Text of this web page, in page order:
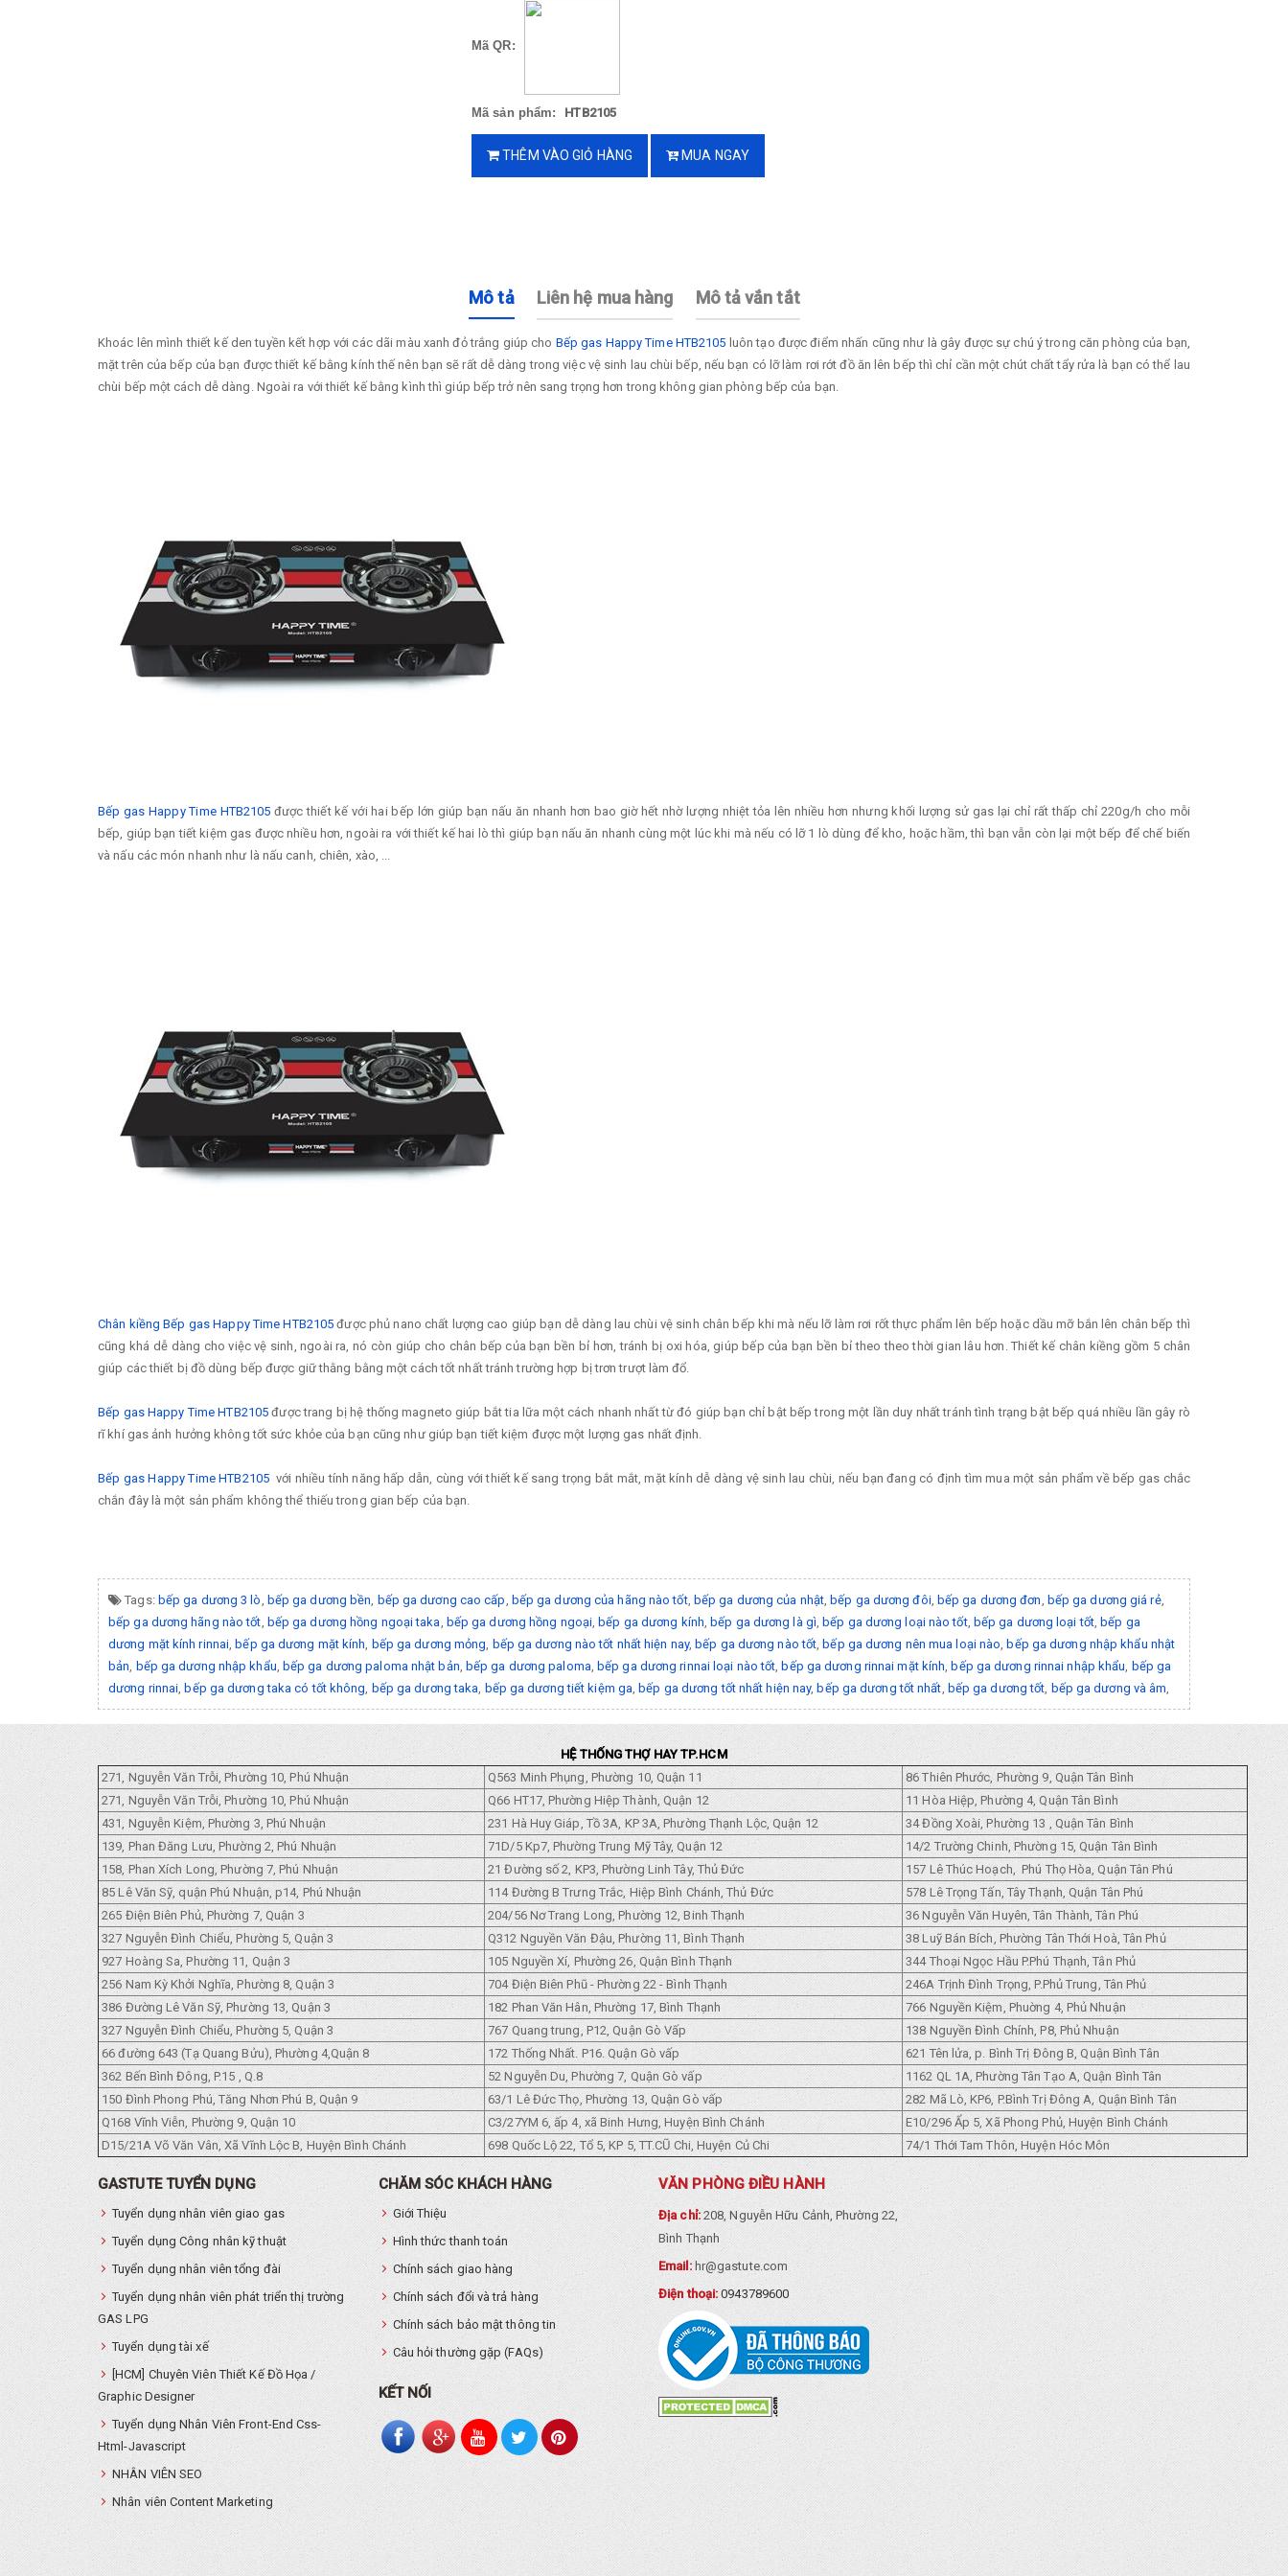
Mã QR:
Mã sản phẩm: HTB2105
THÊM VÀO GIỎ HÀNG MUA NGAY
Mô tả Liên hệ mua hàng Mô tả vắn tắt
Khoác lên mình thiết kế den tuyền kết hợp với các dãi màu xanh đỏ trắng giúp cho Bếp gas Happy Time HTB2105 luôn tạo được điểm nhấn cũng như là gây được sự chú ý trong căn phòng của bạn,
mặt trên của bếp của bạn được thiết kế bằng kính thế nên bạn sẽ rất dễ dàng trong việc vệ sinh lau chùi bếp, nếu bạn có lỡ làm rơi rớt đồ ăn lên bếp thì chỉ cần một chút chất tẩy rửa là bạn có thể lau
chùi bếp một cách dễ dàng. Ngoài ra với thiết kế bằng kình thì giúp bếp trở nên sang trọng hơn trong không gian phòng bếp của bạn.
Bếp gas Happy Time HTB2105 được thiết kế với hai bếp lớn giúp bạn nấu ăn nhanh hơn bao giờ hết nhờ lượng nhiệt tỏa lên nhiều hơn nhưng khối lượng sử gas lại chỉ rất thấp chỉ 220g/h cho mỗi
bếp, giúp bạn tiết kiệm gas được nhiều hơn, ngoài ra với thiết kế hai lò thì giúp bạn nấu ăn nhanh cùng một lúc khi mà nếu có lỡ 1 lò dùng để kho, hoặc hầm, thì bạn vẫn còn lại một bếp để chế biến
và nấu các món nhanh như là nấu canh, chiên, xào, ...
Chân kiềng Bếp gas Happy Time HTB2105 được phủ nano chất lượng cao giúp bạn dễ dàng lau chùi vệ sinh chân bếp khi mà nếu lỡ làm rơi rốt thực phẩm lên bếp hoặc dầu mỡ bắn lên chân bếp thì
cũng khá dễ dàng cho việc vệ sinh, ngoài ra, nó còn giúp cho chân bếp của bạn bền bỉ hơn, tránh bị oxi hóa, giúp bếp của bạn bền bỉ theo theo thời gian lâu hơn. Thiết kế chân kiềng gồm 5 chân
giúp các thiết bị đồ dùng bếp được giữ thằng bằng một cách tốt nhất tránh trường hợp bị trơn trượt làm đổ.
Bếp gas Happy Time HTB2105 được trang bị hệ thống magneto giúp bắt tia lữa một cách nhanh nhất từ đó giúp bạn chỉ bật bếp trong một lần duy nhất tránh tình trạng bật bếp quá nhiều lần gây rò
rĩ khí gas ảnh hưởng không tốt sức khỏe của bạn cũng như giúp bạn tiết kiệm được một lượng gas nhất định.
Bếp gas Happy Time HTB2105 với nhiều tính năng hấp dẫn, cùng với thiết kế sang trọng bắt mắt, mặt kính dễ dàng vệ sinh lau chùi, nếu bạn đang có định tìm mua một sản phẩm về bếp gas chắc
chắn đây là một sản phẩm không thể thiếu trong gian bếp của bạn.
Tags: bếp ga dương 3 lò bếp ga dương bền bếp ga dương cao cấp bếp ga dương của hãng nào tốt, bếp ga dương của nhật,bếp ga dương đôi, bếp ga dương đơn bếp ga dương giá rẻ,
bếp ga dương hãng nào tốt bếp ga dương hồng ngoại taka bếp ga dương hồng ngoại ,bếp ga dương kính ,bếp ga dương là gì ,bếp ga dương loại nào tốt, bếp ga dương loại tốt,bếp ga
dương mặt kính rinnai ,bếp ga dương mặt kính bếp ga dương mỏng bếp ga dương nào tốt nhất hiện nay,bếp ga dương nào tốt ,bếp ga dương nên mua loại nào ,bếp ga dương nhập khẩu nhật
bản bếp ga dương nhập khẩu bếp ga dương paloma nhật bản bếp ga dương paloma ,bếp ga dương rinnai loại nào tốt ,bếp ga dương rinnai mặt kính ,bếp ga dương rinnai nhập khẩu bếp ga
dương rinnai ,bếp ga dương taka có tốt không bếp ga dương taka bếp ga dương tiết kiệm ga ,bếp ga dương tốt nhất hiện nay,bếp ga dương tốt nhất bếp ga dương tốt bếp ga dương và âm
HỆ THỐNG THỢ HAY TP.HCM
271, Nguyễn Văn Trỗi, Phường 10, Phú Nhuận
Q563 Minh Phụng, Phường 10, Quận 11
86 Thiên Phước, Phường 9, Quận Tân Bình
271, Nguyễn Văn Trỗi, Phường 10, Phú Nhuận
Q66 HT17, Phường Hiệp Thành, Quận 12
11 Hòa Hiệp, Phường 4, Quận Tân Bình
431, Nguyễn Kiệm, Phường 3, Phú Nhuận
231 Hà Huy Giáp, Tồ 3A, KP 3A, Phường Thạnh Lộc, Quận 12
34 Đồng Xoài, Phường 13 , Quận Tân Bình
139, Phan Đăng Lưu, Phường 2, Phú Nhuận
71D/5 Kp7, Phường Trung Mỹ Tây, Quận 12
14/2 Trường Chinh, Phường 15, Quận Tân Bình
158, Phan Xích Long, Phường 7, Phú Nhuận
21 Đường số 2, KP3, Phường Linh Tây, Thủ Đức
157 Lê Thúc Hoạch, Phú Thọ Hòa, Quận Tân Phú
85 Lê Văn Sỹ, quận Phú Nhuận, p14, Phú Nhuận
114 Đường B Trưng Trắc, Hiệp Bình Chánh, Thủ Đức
578 Lê Trọng Tấn, Tây Thạnh, Quận Tân Phú
265 Điện Biên Phủ, Phường 7, Quận 3
204/56 Nơ Trang Long, Phường 12, Binh Thạnh
36 Nguyễn Văn Huyên, Tân Thành, Tân Phú
327 Nguyễn Đình Chiểu, Phường 5, Quận 3
Q312 Nguyền Văn Đậu, Phường 11, Bình Thạnh
38 Luỹ Bán Bích, Phường Tân Thới Hoà, Tân Phủ
927 Hoàng Sa, Phường 11, Quận 3
105 Nguyền Xí, Phường 26, Quận Bình Thạnh
344 Thoại Ngọc Hầu P.Phú Thạnh, Tân Phủ
256 Nam Kỳ Khởi Nghĩa, Phường 8, Quận 3
704 Điện Biên Phũ - Phường 22 - Bình Thạnh
246A Trịnh Đình Trọng, P.Phủ Trung, Tân Phủ
386 Đường Lê Văn Sỹ, Phường 13, Quận 3
182 Phan Văn Hân, Phường 17, Bình Thạnh
766 Nguyền Kiệm, Phuờng 4, Phủ Nhuận
327 Nguyễn Đình Chiểu, Phường 5, Quận 3
767 Quang trung, P12, Quận Gò Vấp
138 Nguyền Đình Chính, P8, Phủ Nhuận
66 đường 643 (Tạ Quang Bửu), Phường 4,Quận 8
172 Thống Nhất. P16. Quận Gò vấp
621 Tên lửa, p. Bình Trị Đông B, Quận Bình Tân
362 Bến Bình Đông, P.15 , Q.8
52 Nguyễn Du, Phường 7, Quận Gò vấp
1162 QL 1A, Phường Tân Tạo A, Quận Bình Tân
150 Đình Phong Phú, Tăng Nhơn Phú B, Quận 9
63/1 Lê Đức Thọ, Phường 13, Quận Gò vấp
282 Mã Lò, KP6, P.Bình Trị Đông A, Quận Bình Tân
Q168 Vĩnh Viễn, Phường 9, Quận 10
C3/27YM 6, ấp 4, xã Binh Hưng, Huyện Bình Chánh
E10/296 Ẩp 5, Xã Phong Phủ, Huyện Bình Chánh
D15/21A Võ Văn Vân, Xã Vĩnh Lộc B, Huyện Bình Chánh
698 Quốc Lộ 22, Tổ 5, KP 5, TT.CŨ Chi, Huyện Củ Chi 74/1 Thới Tam Thôn, Huyện Hóc Môn
GASTUTE TUYỂN DỤNG
Tuyển dụng nhân viên giao gas
Tuyển dụng Công nhân kỹ thuật
Tuyển dụng nhân viên tổng đài
Tuyển dụng nhân viên phát triển thị trường
GAS LPG
Tuyển dụng tài xế
[HCM] Chuyên Viên Thiết Kế Đồ Họa /
Graphic Designer
Tuyển dụng Nhân Viên Front-End Css-
Html-Javascript
NHÂN VIÊN SEO
Nhân viên Content Marketing
CHĂM SÓC KHÁCH HÀNG
Giới Thiệu
Hình thức thanh toán
Chính sách giao hàng
Chính sách đổi và trả hàng
Chính sách bảo mật thông tin
Câu hỏi thường gặp (FAQs)
KẾT NỐI
VĂN PHÒNG ĐIỀU HÀNH
Địa chỉ:208, Nguyễn Hữu Cảnh, Phường 22,
Bình Thạnh
Email: hr@gastute.com
Điện thoại:0943789600